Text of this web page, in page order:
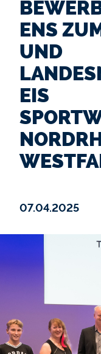
ENS
UND
EIS
07.04.2025